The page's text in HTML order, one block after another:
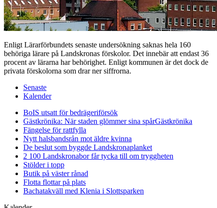
Enligt Lärarförbundets senaste undersökning saknas hela 160
behöriga lärare på Landskronas förskolor. Det innebär att endast 36
procent av lärarna har behörighet. Enligt kommunen är det dock de
privata förskolorna som drar ner siffrorna.
Senaste
Kalender
BoIS utsatt för bedrägeriförsök
Gästkrönika: När staden glömmer sina spårGästkrönika
Fängelse för rattfylla
Nytt halsbandsrån mot äldre kvinna
De beslut som byggde Landskronaplanket
2 100 Landskronabor får tycka till om tryggheten
Stölder i topp
Butik på väster rånad
Flotta flottar på plats
Bachatakväll med Klenia i Slottsparken